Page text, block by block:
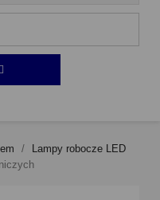
Lampy robocze LED